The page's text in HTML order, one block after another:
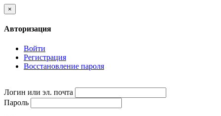
×
Авторизация
Войти
Регистрация
Восстановление пароля
Логин или эл. почта
Пароль